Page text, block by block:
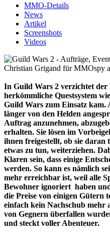
MMO-Details
News
Artikel
Screenshots
Videos
Christian Grigand für MMOspy
In Guild Wars 2 verzichtet
herkömmliche Questsystem
Guild Wars zum Einsatz kam.
länger von den Helden
Auftrag anzunehmen,
erhalten. Sie lösen im
ihnen freigestellt, ob sie daran
etwas zu tun, weiterziehen.
Klaren sein, dass einige
werden. So kann es nämlich
mehr erreichbar ist, weil alle
Bewohner ignoriert haben
die Preise von einigen Gütern
einfach kein Nachschub mehr
von Gegnern überfallen
und steckt voller Abenteuer.